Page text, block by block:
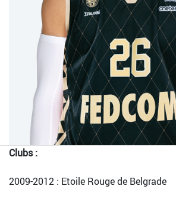
Clubs :
2009-2012 : Etoile Rouge de Belgrade